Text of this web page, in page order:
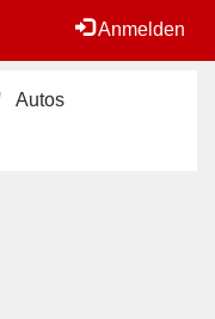
Anmelden
Autos